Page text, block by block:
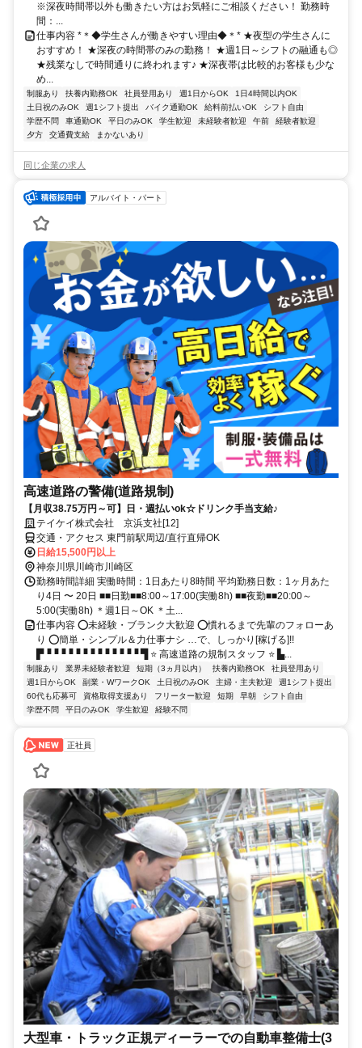
※深夜時間帯以外も働きたい方はお気軽にご相談ください！ 勤務時
間：...
仕事内容 *＊◆学生さんが働きやすい理由◆＊* ★夜型の学生さんに
おすすめ！ ★深夜の時間帯のみの勤務！ ★週1日～シフトの融通も◎
★残業なしで時間通りに終われます♪ ★深夜帯は比較的お客様も少な
め...
制服あり 扶養内勤務OK 社員登用あり 週1日からOK
1日4時間以内OK
土日祝のみOK
週1シフト提出 バイク通勤OK 給料前払いOK
シフト自由
学歴不問
車通勤OK 平日のみOK 学生歓迎 未経験者歓迎 午前
経験者歓迎
夕方
交通費支給 まかないあり
同じ企業の求人
アルバイト・パート
高速道路の警備(道路規制)
【月収38.75万円～可】日・週払いok☆ドリンク手当支給♪
テイケイ株式会社 京浜支社[12]
交通・アクセス 東門前駅周辺/直行直帰OK
日給15,500円以上
神奈川県川崎市川崎区
勤務時間詳細 実働時間：1日あたり8時間 平均勤務日数：1ヶ月あた
り4日 〜 20日 ■■日勤■■8:00～17:00(実働8h) ■■夜勤■■20:00～
5:00(実働8h) ＊週1日～OK ＊土...
仕事内容 ⭕未経験・ブランク大歓迎 ⭕慣れるまで先輩のフォローあ
り ⭕簡単・シンプル＆力仕事ナシ …で、しっかり[稼げる]!!
▛▝▝▝▝▝▝▝▝▝▝▝▝▝ ▜ ⭐ 高速道路の規制スタッフ ⭐ ▙...
制服あり 業界未経験者歓迎 短期（3ヵ月以内） 扶養内勤務OK
社員登用あり
週1日からOK
副業・WワークOK 土日祝のみOK 主婦・主夫歓迎
週1シフト提出
60代も応募可
資格取得支援あり フリーター歓迎 短期 早朝
シフト自由
学歴不問
平日のみOK 学生歓迎 経験不問
正社員
大型車・トラック正規ディーラーでの自動車整備士(3